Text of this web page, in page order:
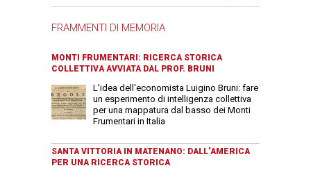
FRAMMENTI DI MEMORIA
MONTI FRUMENTARI: RICERCA STORICA
COLLETTIVA AVVIATA DAL PROF. BRUNI
L'idea dell'economista Luigino Bruni: fare
un esperimento di intelligenza collettiva
per una mappatura dal basso dei Monti
Frumentari in Italia
SANTA VITTORIA IN MATENANO: DALL’AMERICA
PER UNA RICERCA STORICA